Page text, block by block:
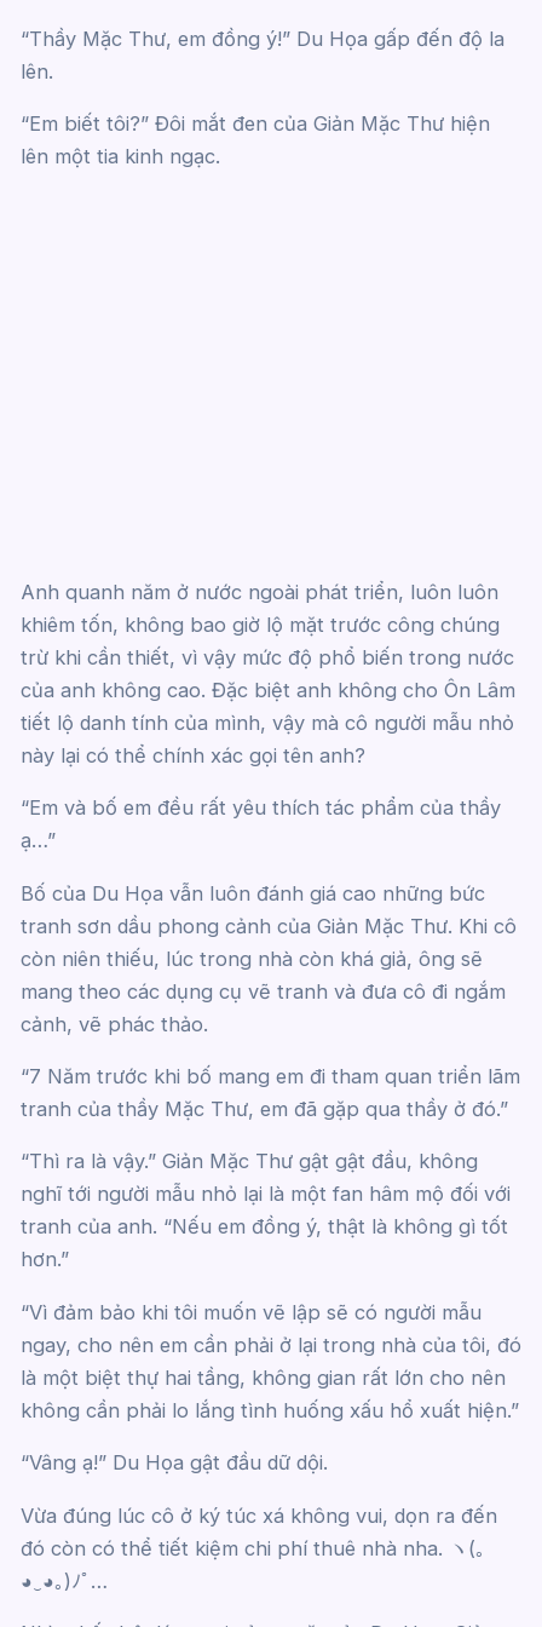
“Thầy Mặc Thư, em đồng ý!” Du Họa gấp đến độ la
lên.
“Em biết tôi?” Đôi mắt đen của Giản Mặc Thư hiện
lên một tia kinh ngạc.
Anh quanh năm ở nước ngoài phát triển, luôn luôn
khiêm tốn, không bao giờ lộ mặt trước công chúng
trừ khi cần thiết, vì vậy mức độ phổ biến trong nước
của anh không cao. Đặc biệt anh không cho Ôn Lâm
tiết lộ danh tính của mình, vậy mà cô người mẫu nhỏ
này lại có thể chính xác gọi tên anh?
“Em và bố em đều rất yêu thích tác phẩm của thầy
ạ…”
Bố của Du Họa vẫn luôn đánh giá cao những bức
tranh sơn dầu phong cảnh của Giản Mặc Thư. Khi cô
còn niên thiếu, lúc trong nhà còn khá giả, ông sẽ
mang theo các dụng cụ vẽ tranh và đưa cô đi ngắm
cảnh, vẽ phác thảo.
“7 Năm trước khi bố mang em đi tham quan triển lãm
tranh của thầy Mặc Thư, em đã gặp qua thầy ở đó.”
“Thì ra là vậy.” Giản Mặc Thư gật gật đầu, không
nghĩ tới người mẫu nhỏ lại là một fan hâm mộ đối với
tranh của anh. “Nếu em đồng ý, thật là không gì tốt
hơn.”
“Vì đảm bảo khi tôi muốn vẽ lập sẽ có người mẫu
ngay, cho nên em cần phải ở lại trong nhà của tôi, đó
là một biệt thự hai tầng, không gian rất lớn cho nên
không cần phải lo lắng tình huống xấu hổ xuất hiện.”
“Vâng ạ!” Du Họa gật đầu dữ dội.
Vừa đúng lúc cô ở ký túc xá không vui, dọn ra đến
đó còn có thể tiết kiệm chi phí thuê nhà nha. ヽ(｡
◕‿◕｡)ﾉﾟ…